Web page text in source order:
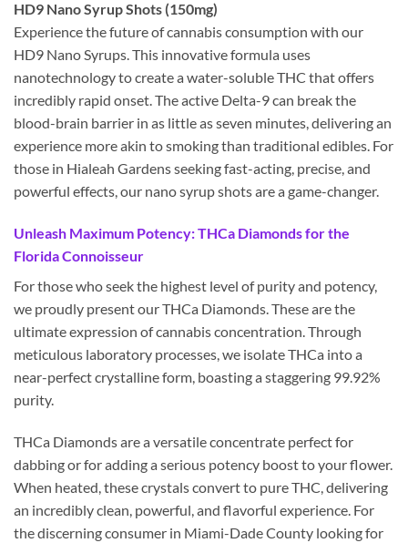
HD9 Nano Syrup Shots (150mg)
Experience the future of cannabis consumption with our
HD9 Nano Syrups. This innovative formula uses
nanotechnology to create a water-soluble THC that offers
incredibly rapid onset. The active Delta-9 can break the
blood-brain barrier in as little as seven minutes, delivering an
experience more akin to smoking than traditional edibles. For
those in Hialeah Gardens seeking fast-acting, precise, and
powerful effects, our nano syrup shots are a game-changer.
Unleash Maximum Potency: THCa Diamonds for the
Florida Connoisseur
For those who seek the highest level of purity and potency,
we proudly present our THCa Diamonds. These are the
ultimate expression of cannabis concentration. Through
meticulous laboratory processes, we isolate THCa into a
near-perfect crystalline form, boasting a staggering 99.92%
purity.
THCa Diamonds are a versatile concentrate perfect for
dabbing or for adding a serious potency boost to your flower.
When heated, these crystals convert to pure THC, delivering
an incredibly clean, powerful, and flavorful experience. For
the discerning consumer in Miami-Dade County looking for